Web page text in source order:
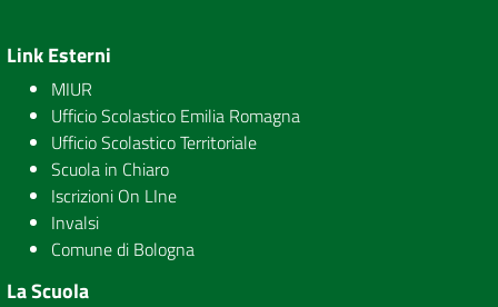
Link Esterni
MIUR
Ufficio Scolastico Emilia Romagna
Ufficio Scolastico Territoriale
Scuola in Chiaro
Iscrizioni On LIne
Invalsi
Comune di Bologna
La Scuola